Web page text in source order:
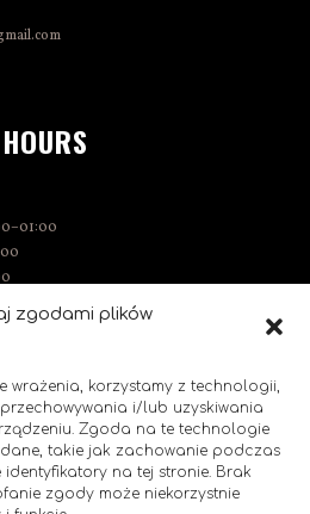
zgodami plików
wrażenia, korzystamy z technologii,
i/lub uzyskiwania
Zgoda na te technologie
takie jak zachowanie podczas
na tej stronie. Brak
zgody może niekorzystnie